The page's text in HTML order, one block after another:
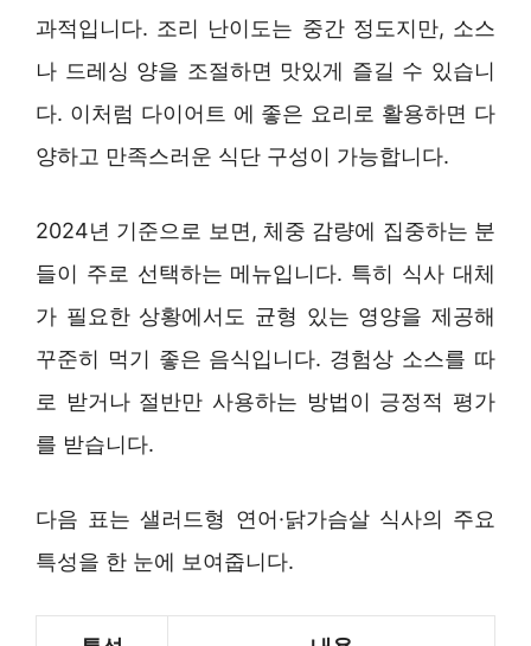
과적입니다. 조리 난이도는 중간 정도지만, 소스
나 드레싱 양을 조절하면 맛있게 즐길 수 있습니
다. 이처럼 다이어트 에 좋은 요리로 활용하면 다
양하고 만족스러운 식단 구성이 가능합니다.
2024년 기준으로 보면, 체중 감량에 집중하는 분
들이 주로 선택하는 메뉴입니다. 특히 식사 대체
가 필요한 상황에서도 균형 있는 영양을 제공해
꾸준히 먹기 좋은 음식입니다. 경험상 소스를 따
로 받거나 절반만 사용하는 방법이 긍정적 평가
를 받습니다.
다음 표는 샐러드형 연어·닭가슴살 식사의 주요
특성을 한 눈에 보여줍니다.